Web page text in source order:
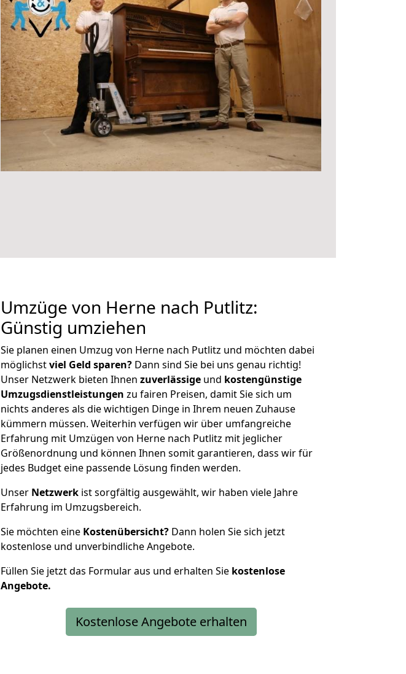
Umzüge von Herne nach Putlitz:
Günstig umziehen
Sie planen einen Umzug von Herne nach Putlitz und möchten dabei
möglichstviel Geld sparen? Dann sind Sie bei uns genau richtig!
Unser Netzwerk bieten Ihnen zuverlässige und kostengünstige
Umzugsdienstleistungen zu fairen Preisen, damit Sie sich um
nichts anderes als die wichtigen Dinge in Ihrem neuen Zuhause
kümmern müssen. Weiterhin verfügen wir über umfangreiche
Erfahrung mit Umzügen von Herne nach Putlitz mit jeglicher
Größenordnung und können Ihnen somit garantieren, dass wir für
jedes Budget eine passende Lösung finden werden.
Unser Netzwerk ist sorgfältig ausgewählt, wir haben viele Jahre
Erfahrung im Umzugsbereich.
Sie möchten eine Kostenübersicht? Dann holen Sie sich jetzt
kostenlose und unverbindliche Angebote.
Füllen Sie jetzt das Formular aus und erhalten Sie kostenlose
Angebote.
Kostenlose Angebote erhalten